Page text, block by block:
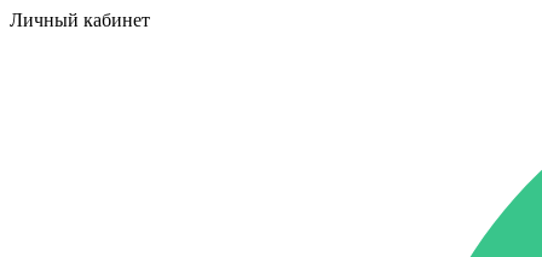
Личный кабинет